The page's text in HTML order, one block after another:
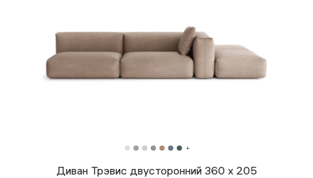
Диван Трэвис двусторонний 360 x 205